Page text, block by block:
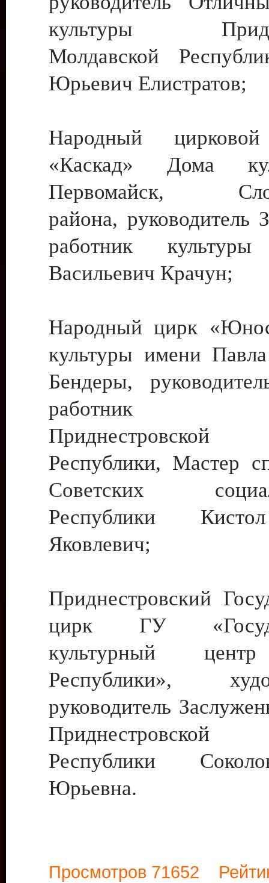
культуры
Молдавской
Юрьевич Елистратов;
Народный цирковой
«Каскад» Дома
Первомайск,
района, руководитель
работник культуры
Васильевич Крачун;
Народный цирк
культуры имени
Бендеры,
работник
Приднестровской
Республики, Мастер
Советских
Республики
Яковлевич;
Приднестровский
цирк ГУ
культурный
Республики»,
руководитель
Приднестровской
Республики
Юрьевна.
Просмотров 71652